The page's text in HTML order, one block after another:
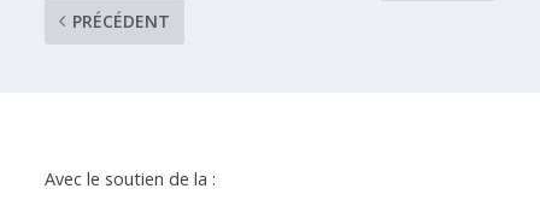
PRÉCÉDENT
Avec le soutien de la :